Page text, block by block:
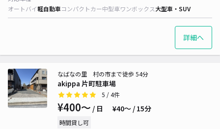
オートバイ軽自動車コンパクトカー中型車ワンボックス大型車・SUV
詳細へ
akippa 片町駐車場
なばなの里 村の市まで徒歩 54分
5 / 4件
¥400〜 / 日 ¥40〜 / 15分
時間貸し可